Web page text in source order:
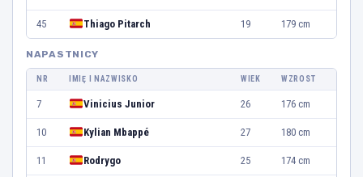
45 Thiago Pitarch 19 179 cm
NAPASTNICY
NR IMIĘ I NAZWISKO WIEK WZROST
7 Vinicius Junior 26 176 cm
10 Kylian Mbappé 27 180 cm
11 Rodrygo 25 174 cm